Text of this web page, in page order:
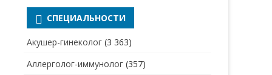
РЕВМАТОЛОГ
РЕНТГЕНОЛОГ
СТОМАТОЛОГ
СПЕЦИАЛЬНОСТИ
Акушер-гинеколог (3 363)
Аллерголог-иммунолог (357)